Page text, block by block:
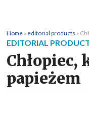
Home » editorial products »
EDITORIAL
Chłopiec,
papieżem